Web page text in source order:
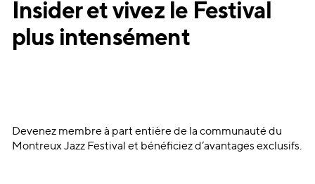
Insider et vivez le Festival
plus intensément
Devenez membre à part entière de la communauté du
Montreux Jazz Festival et bénéficiez d’avantages exclusifs.